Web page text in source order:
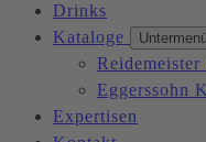
Drinks
Kataloge
Eggerssohn
Expertisen